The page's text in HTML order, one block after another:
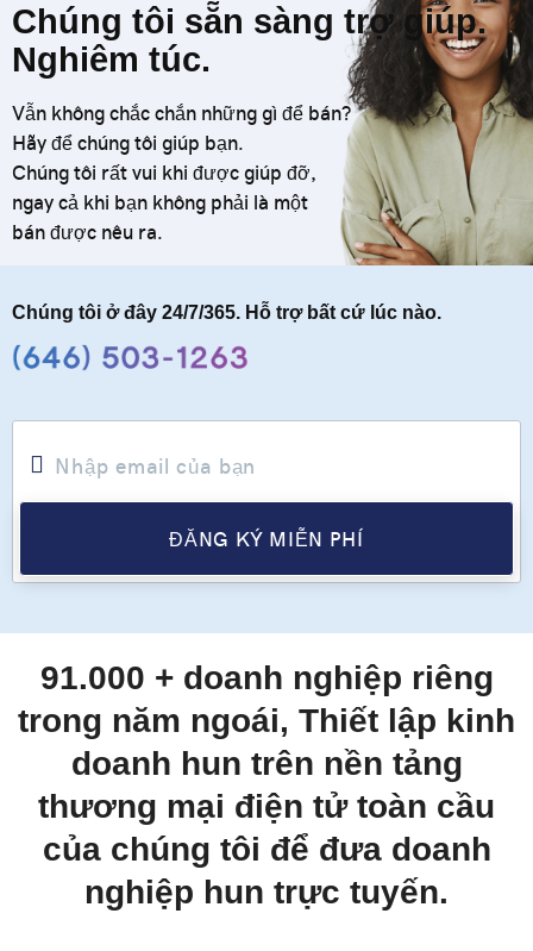
Chúng tôi sẵn sàng trợ giúp.
Nghiêm túc.
Vẫn không chắc chắn những gì để bán?
Hãy để chúng tôi giúp bạn.
Chúng tôi rất vui khi được giúp đỡ,
ngay cả khi bạn không phải là một
bán được nêu ra.
Chúng tôi ở đây 24/7/365. Hỗ trợ bất cứ lúc nào.
ĐĂNG KÝ MIỄN PHÍ
91.000 + doanh nghiệp riêng
trong năm ngoái, Thiết lập kinh
doanh hun trên nền tảng
thương mại điện tử toàn cầu
của chúng tôi để đưa doanh
nghiệp hun trực tuyến.